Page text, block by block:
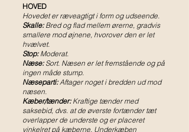
HOVED
Hovedet er ræveagtigt i form og udseende.
Skalle:Bred og flad mellem ørerne, gradvis
smallere mod øjnene, hvorover den er let
hvælvet.
Stop: Moderat.
Næse: Sort. Næsen er let fremstående og på
ingen måde stump.
Næseparti:Aftager noget i bredden ud mod
næsen.
Kæber/tænder:Kraftige tænder med
saksebid, dvs. at de øverste fortænder tæt
overlapper de underste og er placeret
vinkelret på kæberne. Underkæben